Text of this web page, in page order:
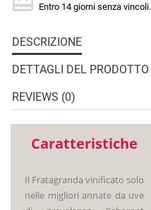
Entro 14 giorni senza vincoli.
DESCRIZIONE
DETTAGLI DEL PRODOTTO
REVIEWS (0)
Caratteristiche
Il Fratagranda vinificato solo
nelle migliori annate da uve